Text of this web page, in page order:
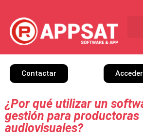
Contactar Acceder
¿Por qué utilizar un
gestión para productoras
audiovisuales?